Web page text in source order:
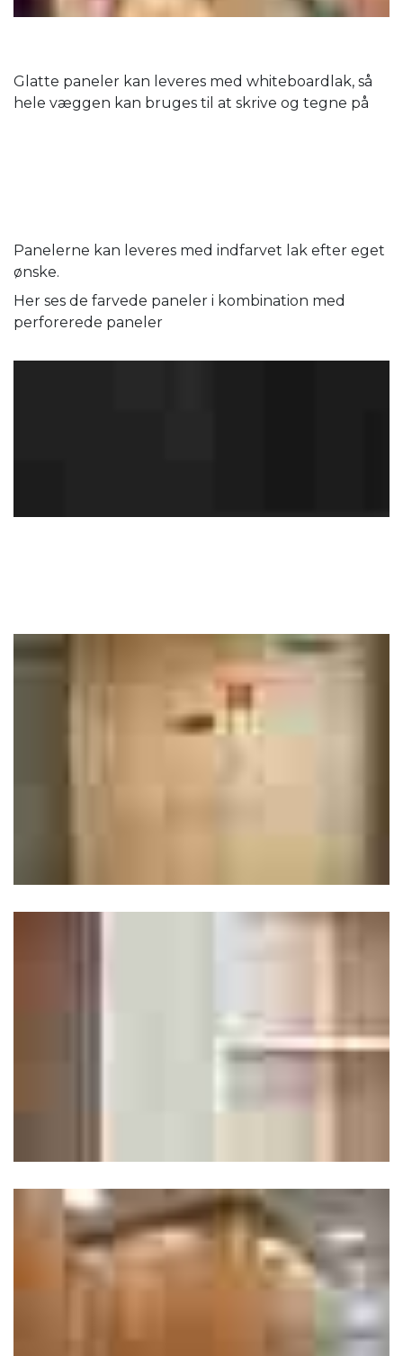
Glatte paneler kan leveres med whiteboardlak, så
hele væggen kan bruges til at skrive og tegne på
Panelerne kan leveres med indfarvet lak efter eget
ønske.
Her ses de farvede paneler i kombination med
perforerede paneler